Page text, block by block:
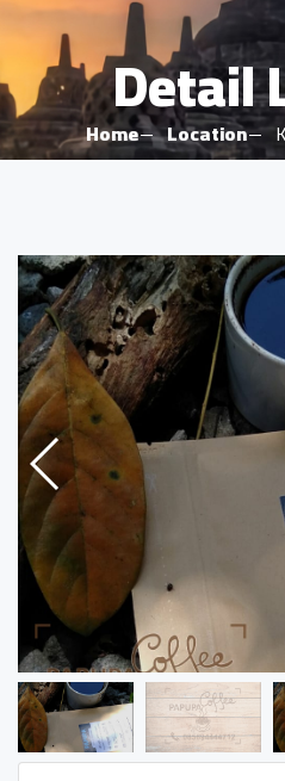
Detail
Home Location